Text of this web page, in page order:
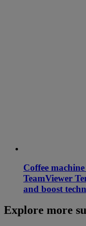
Coffee
TeamViewer
and boost
Explore more